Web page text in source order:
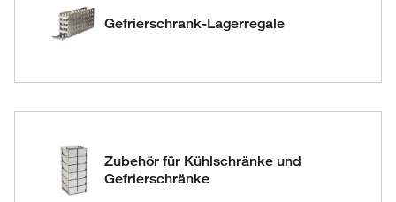
Gefrierschrank-Lagerregale
Zubehör für Kühlschränke und
Gefrierschränke